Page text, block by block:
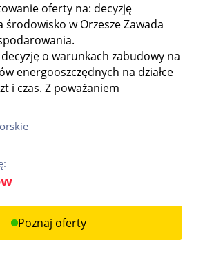
oferty na: decyzję
środowisko w Orzesze Zawada
o warunkach zabudowy na
energooszczędnych na działce
i czas. Z poważaniem
Poznaj oferty